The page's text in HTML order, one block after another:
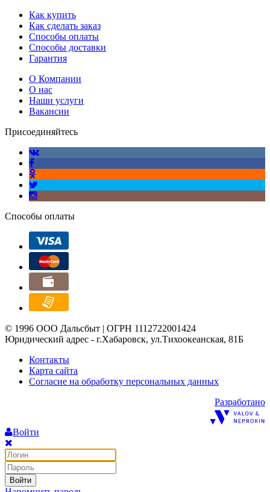
Как купить
Как сделать заказ
Способы оплаты
Способы доставки
Гарантия
О Компании
О нас
Наши услуги
Вакансии
Присоединяйтесь
Способы оплаты
© 1996 ООО Дальсбыт | ОГРН 1112722001424
Юридический адрес - г.Хабаровск, ул.Тихоокеанская, 81Б
Контакты
Карта сайта
Согласие на обработку персональных данных
Разработано
Войти
Войти